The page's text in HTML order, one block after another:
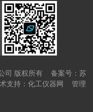
司 版权所有 备案号：苏
支持： 化工仪器网
管理